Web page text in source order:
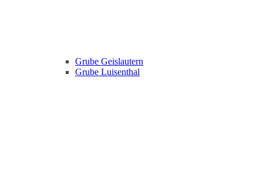
Grube Geislautern
Grube Luisenthal